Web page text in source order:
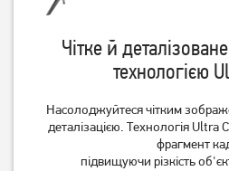
Телевізор 2E 2E-43A77Q 4K
14 949грн
11 959
Чітке й
технологією
Насолоджуйтеся чітким
деталізацією. Технологія
фрагмент
підвищуючи різкість